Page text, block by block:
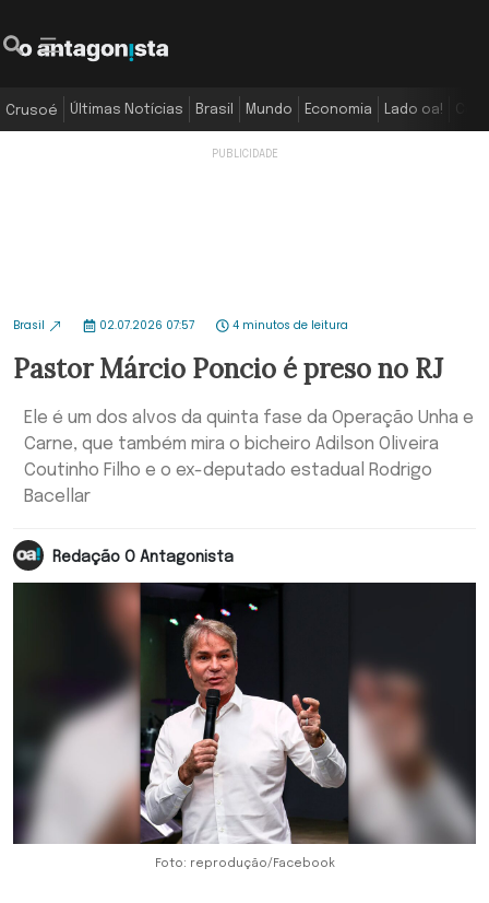
Crusoé Últimas Notícias Brasil Mundo Economia Lado oa!
Brasil 02.07.2026 07:57 4 minutos de leitura
Pastor Márcio Poncio é preso no RJ
Ele é um dos alvos da quinta fase da Operação Unha e
Carne, que também mira o bicheiro Adilson Oliveira
Coutinho Filho e o ex-deputado estadual Rodrigo
Bacellar
Redação O Antagonista
Foto: reprodução/Facebook